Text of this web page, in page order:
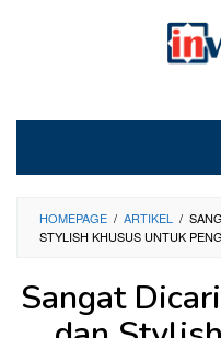
HOMEPAGE / ARTIKEL /
STYLISH KHUSUS UNTUK
Sangat